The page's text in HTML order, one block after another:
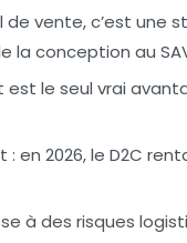
de vente, c’est une
la conception au
est le seul vrai
en 2026, le D2C
à des risques